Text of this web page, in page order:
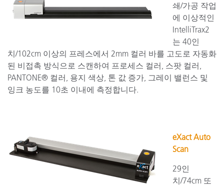
쇄/가공 작업
에 이상적인
IntelliTrax2
는 40인
치/102cm 이상의 프레스에서 2mm 컬러 바를 고도로 자동화
된 비접촉 방식으로 스캔하여 프로세스 컬러, 스팟 컬러,
PANTONE® 컬러, 용지 색상, 톤 값 증가, 그레이 밸런스 및
잉크 농도를 10초 이내에 측정합니다.
eXact Auto
Scan
29인
치/74cm 또